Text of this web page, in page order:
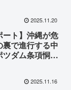
2025.11.20
ート】沖縄が危
で進行する中
ダム条項恫喝
2025.11.16